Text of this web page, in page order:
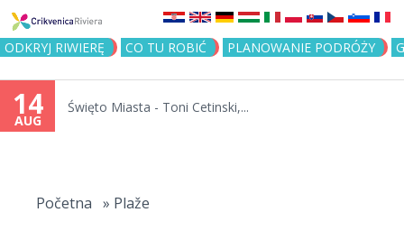
Jump to navigation
ODKRYJ RIWIERĘ CO TU ROBIĆ PLANOWANIE PODRÓŻY
14
AUG
Święto Miasta - Toni Cetinski,...
Početna » Plaže